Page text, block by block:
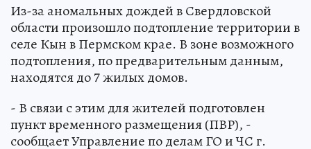
Из-за аномальных дождей в Свердловской
области произошло подтопление территории в
селе Кын в Пермском крае. В зоне возможного
подтопления, по предварительным данным,
находятся до 7 жилых домов.
- В связи с этим для жителей подготовлен
пункт временного размещения (ПВР), -
сообщает Управление по делам ГО и ЧС г.